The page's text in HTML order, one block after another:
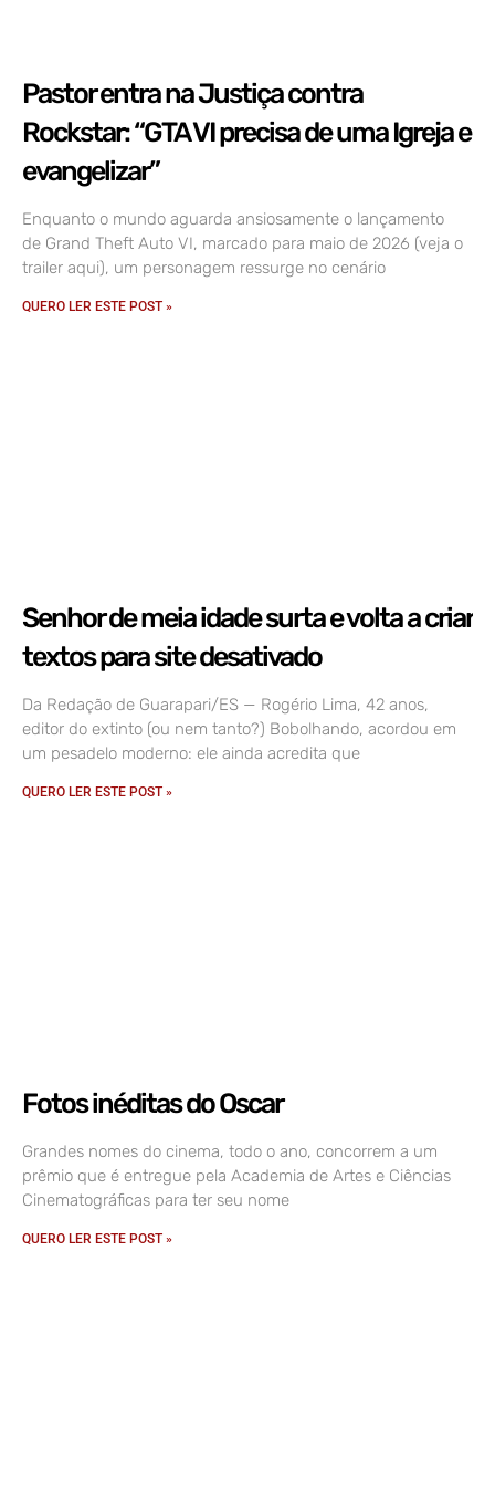
Pastor entra na Justiça contra
Rockstar: “GTA VI precisa de uma Igreja e
evangelizar”
Enquanto o mundo aguarda ansiosamente o lançamento
de Grand Theft Auto VI, marcado para maio de 2026 (veja o
trailer aqui), um personagem ressurge no cenário
QUERO LER ESTE POST »
Senhor de meia idade surta e volta a criar
textos para site desativado
Da Redação de Guarapari/ES — Rogério Lima, 42 anos,
editor do extinto (ou nem tanto?) Bobolhando, acordou em
um pesadelo moderno: ele ainda acredita que
QUERO LER ESTE POST »
Fotos inéditas do Oscar
Grandes nomes do cinema, todo o ano, concorrem a um
prêmio que é entregue pela Academia de Artes e Ciências
Cinematográficas para ter seu nome
QUERO LER ESTE POST »